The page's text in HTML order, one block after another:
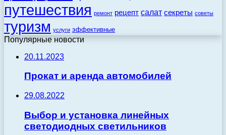
путешествия ремонт рецепт салат секреты советы
туризм услуги эффективные
Популярные новости
20.11.2023
Прокат и аренда автомобилей
29.08.2022
Выбор и установка линейных
светодиодных светильников